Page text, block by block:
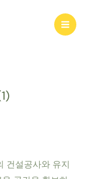
건설공사와 유지